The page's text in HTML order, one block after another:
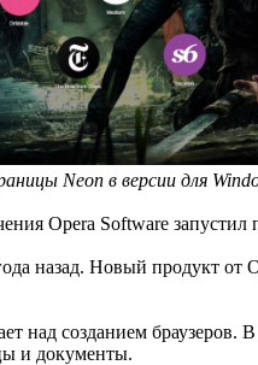
Neon в версии для
Opera Software
назад. Новый продукт
над созданием
и документы.